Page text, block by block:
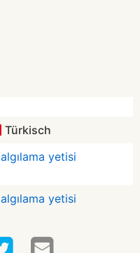
Türkisch
algılama yetisi
algılama yetisi